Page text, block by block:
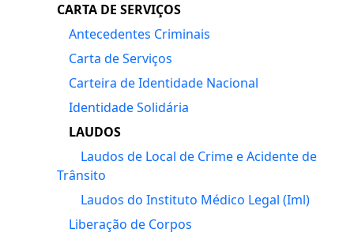
CARTA DE SERVIÇOS
Antecedentes Criminais
Carta de Serviços
Carteira de Identidade Nacional
Identidade Solidária
LAUDOS
Laudos de Local de Crime e Acidente de
Trânsito
Laudos do Instituto Médico Legal (Iml)
Liberação de Corpos